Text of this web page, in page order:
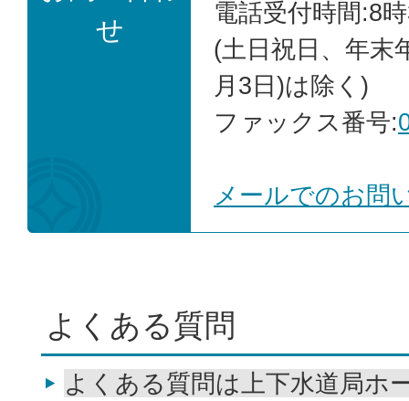
せ
電話受付時間:8
(土日祝日、年末
月3日)は除く)
ファックス番号:
メールでのお問
よくある質問
よくある質問は上下水道局ホ